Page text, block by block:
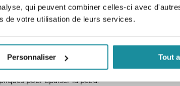
qui peuvent combiner celles-ci avec
de votre utilisation de leurs services.
Personnaliser Tout
sont disponibles au sein de notre marque
trois étapes :
ENO du Laboratoire Codexial avec notre
et magnifier la peau de votre patient grâce au
pour apaiser la peau.